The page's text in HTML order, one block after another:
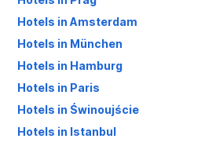
Hotels in Amsterdam
Hotels in München
Hotels in Hamburg
Hotels in Paris
Hotels in Świnoujście
Hotels in Istanbul